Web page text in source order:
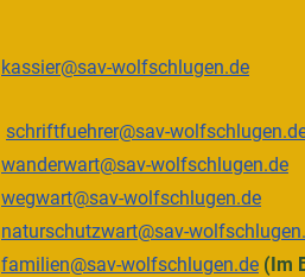
kassier@sav-wolfschlugen.de
schriftfuehrer@sav-
wanderwart@sav-wolfschlugen.de
wegwart@sav-wolfschlugen.de
naturschutzwart@sav-
familien@sav-wolfschlugen.de (Im